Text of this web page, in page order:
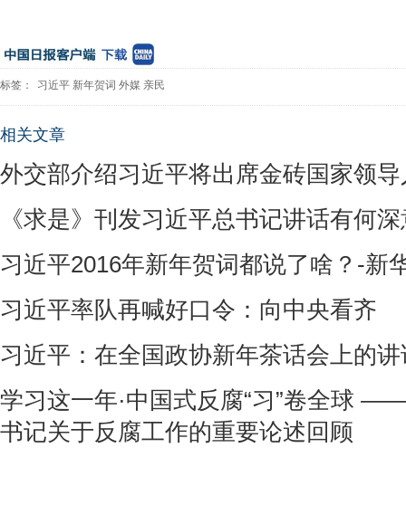
标签： 习近平 新年贺词 外媒 亲民
相关文章
外交部介绍习近平将出席金砖国家领
《求是》刊发习近平总书记讲话有何
习近平2016年新年贺词都说了啥？-新
习近平率队再喊好口令：向中央看齐
习近平：在全国政协新年茶话会上的讲
学习这一年·中国式反腐“习”卷全球
书记关于反腐工作的重要论述回顾